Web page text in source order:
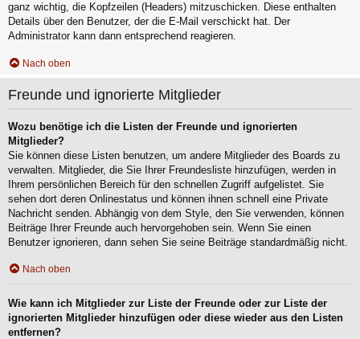
ganz wichtig, die Kopfzeilen (Headers) mitzuschicken. Diese enthalten
Details über den Benutzer, der die E-Mail verschickt hat. Der
Administrator kann dann entsprechend reagieren.
Nach oben
Freunde und ignorierte Mitglieder
Wozu benötige ich die Listen der Freunde und ignorierten
Mitglieder?
Sie können diese Listen benutzen, um andere Mitglieder des Boards zu
verwalten. Mitglieder, die Sie Ihrer Freundesliste hinzufügen, werden in
Ihrem persönlichen Bereich für den schnellen Zugriff aufgelistet. Sie
sehen dort deren Onlinestatus und können ihnen schnell eine Private
Nachricht senden. Abhängig von dem Style, den Sie verwenden, können
Beiträge Ihrer Freunde auch hervorgehoben sein. Wenn Sie einen
Benutzer ignorieren, dann sehen Sie seine Beiträge standardmäßig nicht.
Nach oben
Wie kann ich Mitglieder zur Liste der Freunde oder zur Liste der
ignorierten Mitglieder hinzufügen oder diese wieder aus den Listen
entfernen?